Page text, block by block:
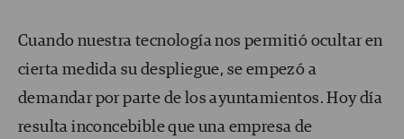
Cuando nuestra tecnología nos permitió ocultar en
cierta medida su despliegue, se empezó a
demandar por parte de los ayuntamientos. Hoy día
resulta inconcebible que una empresa de